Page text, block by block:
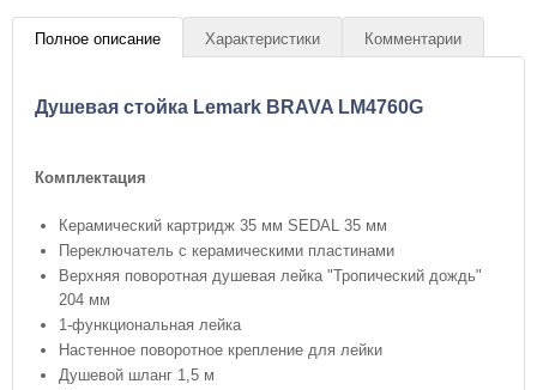
Полное описание Характеристики Комментарии
Душевая стойка Lemark BRAVA LM4760G
Комплектация
Керамический картридж 35 мм SEDAL 35 мм
Переключатель с керамическими пластинами
Верхняя поворотная душевая лейка "Тропический дождь"
204 мм
1-функциональная лейка
Настенное поворотное крепление для лейки
Душевой шланг 1,5 м